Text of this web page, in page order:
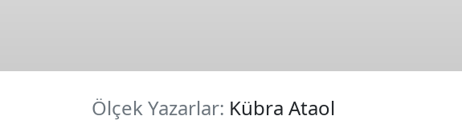
Ölçek Yazarlar: Kübra Ataol